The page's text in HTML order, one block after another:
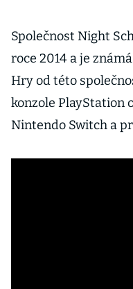
Společnost Night
roce 2014 a je
Hry od této
konzole PlayStation
Nintendo Switch a